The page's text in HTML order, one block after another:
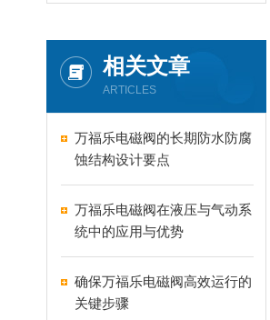
相关文章
ARTICLES
万福乐电磁阀的长期防水防腐
蚀结构设计要点
万福乐电磁阀在液压与气动系
统中的应用与优势
确保万福乐电磁阀高效运行的
关键步骤